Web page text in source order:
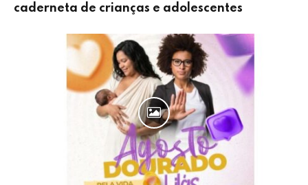
caderneta de crianças e adolescentes